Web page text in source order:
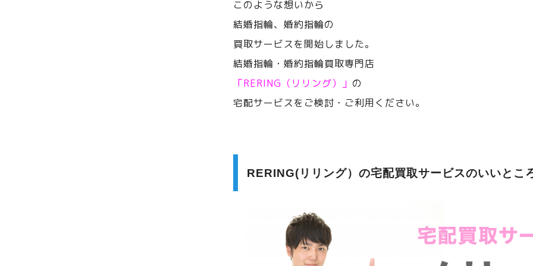
このような想いから
結婚指輪、婚約指輪の
買取サービスを開始しました。
結婚指輪・婚約指輪買取専門店
「RERING（リリング）」 の
宅配サービスをご検討・ご利用ください。
RERING(リリング）の宅配買取サービスのいいとこ